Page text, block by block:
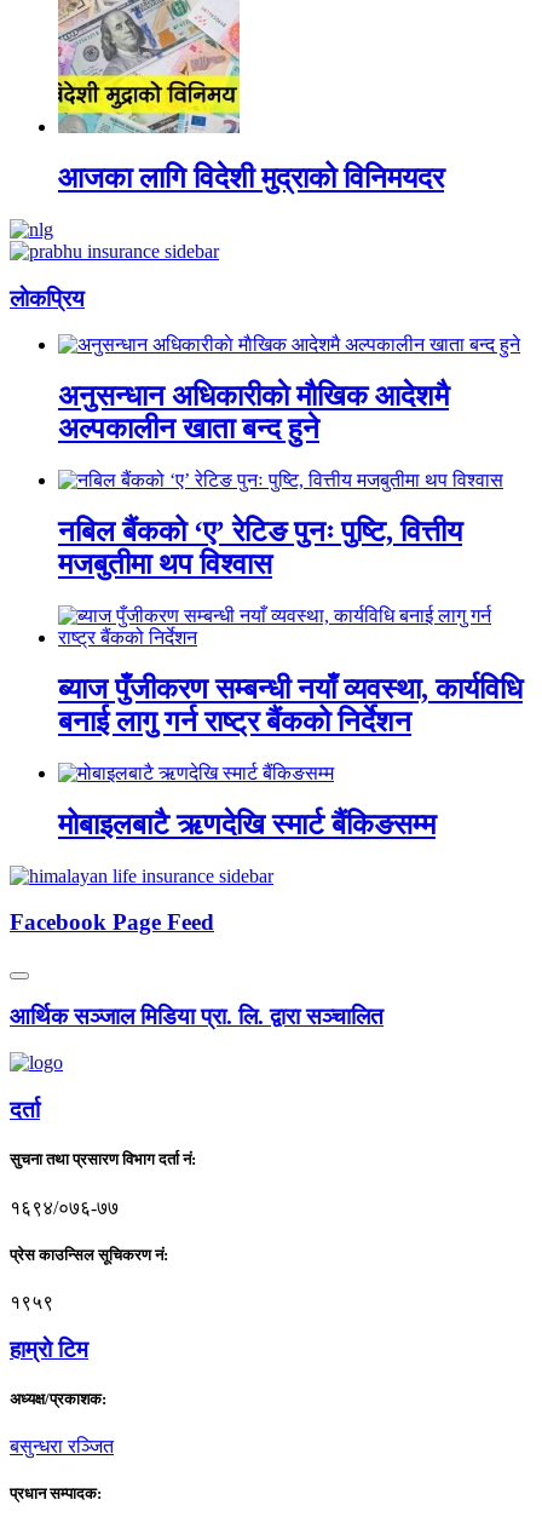
आजका लागि विदेशी मुद्राको विनिमयदर
लाेकप्रिय
अनुसन्धान अधिकारीकाे माैखिक आदेशमै
अल्पकालीन खाता बन्द हुने
नबिल बैंकको ‘ए’ रेटिङ पुनः पुष्टि, वित्तीय
मजबुतीमा थप विश्वास
ब्याज पुँजीकरण सम्बन्धी नयाँ व्यवस्था, कार्यविधि
बनाई लागु गर्न राष्ट्र बैंकको निर्देशन
मोबाइलबाटै ऋणदेखि स्मार्ट बैंकिङसम्म
Facebook Page Feed
आर्थिक सञ्जाल मिडिया प्रा. लि. द्वारा सञ्चालित
दर्ता
सुचना तथा प्रसारण विभाग दर्ता नं:
१६९४/०७६-७७
प्रेस काउन्सिल सूचिकरण नं:
१९५९
हाम्राे टिम
अध्यक्ष/प्रकाशक:
बसुन्धरा रञ्जित
प्रधान सम्पादक: